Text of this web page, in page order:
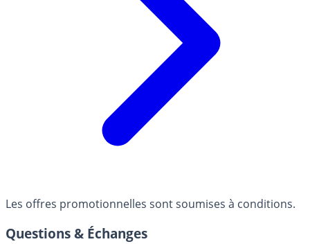
Les offres promotionnelles sont soumises à conditions.
Questions & Échanges